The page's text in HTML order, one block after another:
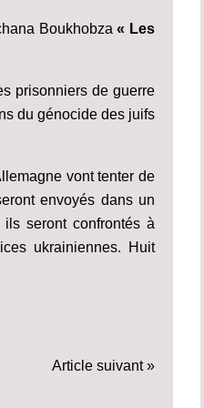
Boukhobza« Les
prisonniers de guerre
du génocide des juifs
vont tenter de
envoyés dans un
seront confrontés à
ukrainiennes. Huit
Article suivant »